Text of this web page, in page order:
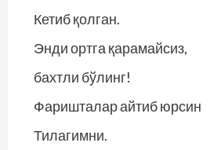
Кетиб қолган.
Энди ортга қарамайсиз,
бахтли бўлинг!
Фаришталар айтиб юрсин
Тилагимни.